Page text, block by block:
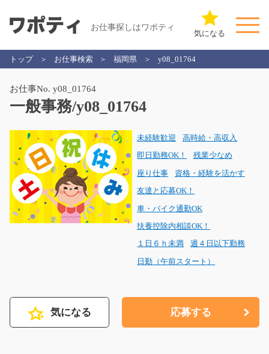
お仕事探しはワポティ
気になる
トップ お仕事検索 福岡県 y08_01764
お仕事No. y08_01764
一般事務/y08_01764
未経験歓迎 高時給・高収入
即日勤務OK！ 残業少なめ
座り仕事 資格・経験を活かす
友達と応募OK！
車・バイク通勤OK
扶養控除内相談OK！
１日６ｈ未満 週４日以下勤務
日勤（午前スタート）
気になる 応募する